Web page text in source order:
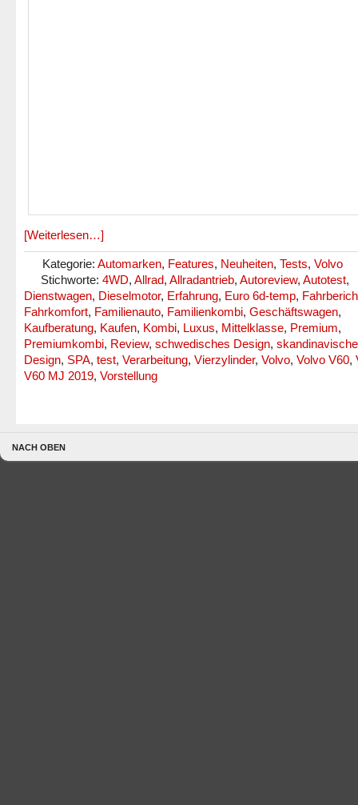
[Weiterlesen…]
Kategorie: Automarken, Features, Neuheiten, Tests, Volvo
Stichworte: 4WD, Allrad, Allradantrieb, Autoreview, Autotest,
Dienstwagen, Dieselmotor, Erfahrung, Euro 6d-temp,
Fahrkomfort, Familienauto, Familienkombi, Geschäftswagen,
Kaufberatung, Kaufen, Kombi, Luxus, Mittelklasse, Premium,
Premiumkombi, Review, schwedisches Design,
Design, SPA, test, Verarbeitung, Vierzylinder, Volvo, Volvo V60,
V60 MJ 2019, Vorstellung
NACH OBEN